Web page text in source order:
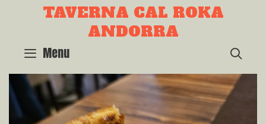
TAVERNA CAL ROKA
ANDORRA
Menu